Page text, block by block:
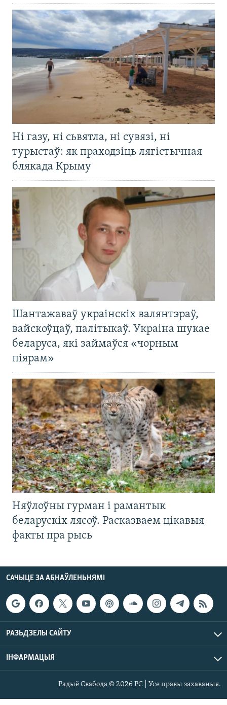
Ні газу, ні сьвятла, ні сувязі, ні
турыстаў: як праходзіць лягістычная
блякада Крыму
Шантажаваў украінскіх валянтэраў,
вайскоўцаў, палітыкаў. Украіна шукае
беларуса, які займаўся «чорным
піярам»
Няўлоўны гурман і рамантык
беларускіх лясоў. Расказваем цікавыя
факты пра рысь
САЧЫЦЕ ЗА АБНАЎЛЕНЬНЯМІ
РАЗЬДЗЕЛЫ САЙТУ
ІНФАРМАЦЫЯ
Радыё Свабода © 2026 РС | Усе правы захаваныя.